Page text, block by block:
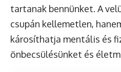
tartanak bennünket. A
csupán kellemetlen,
károsíthatja mentális és
önbecsülésünket és